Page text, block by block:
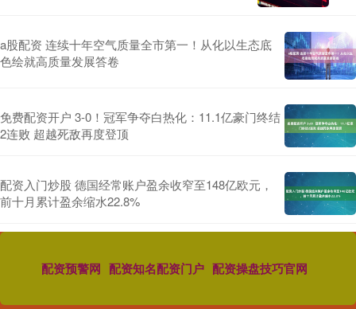
a股配资 连续十年空气质量全市第一！从化以生态底
色绘就高质量发展答卷
免费配资开户 3-0！冠军争夺白热化：11.1亿豪门终结
2连败 超越死敌再度登顶
配资入门炒股 德国经常账户盈余收窄至148亿欧元，
前十月累计盈余缩水22.8%
配资预警网 配资知名配资门户 配资操盘技巧官网